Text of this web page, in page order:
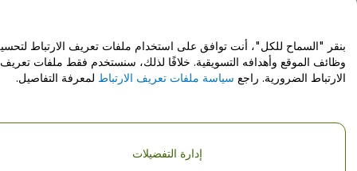
مركز المساعدة / اتصل بنا
حقوق النشر © شركة فياجوجو المحدودة 2026
تفاصيل الشركة
بنقر "السماح للكل"، أنت توافق على استخدام ملفات تعريف الارتباط
وظائف الموقع وأهدافه التسويقية. خلافًا لذلك، سنستخدم فقط ملفات تعريف
الارتباط الضرورية. راجع سياسة ملفات تعريف الارتباط لمعرفة التفاصيل.
إدارة التفضيلات